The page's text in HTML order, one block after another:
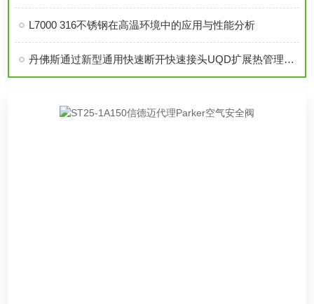
L7000 316不锈钢在高温环境中的应用与性能分析
丹佛斯通过新型通用快速断开快速接头UQD扩展热管理产品组合